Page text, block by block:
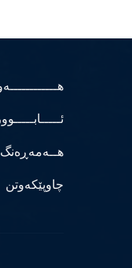
هــەمەڕەنگ
چاوپێکەوتن